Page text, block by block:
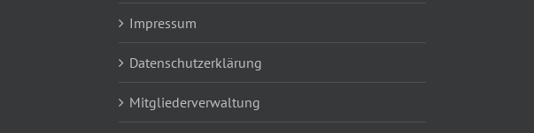
Impressum
Datenschutzerklärung
Mitgliederverwaltung